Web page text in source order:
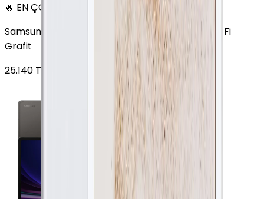
🔥 EN ÇOK SATAN
Samsung Galaxy Tab S9 Plus 256 GB 12.4 inç Wi-Fi
Grafit
25.140 TL'den başlayan fiyatlar